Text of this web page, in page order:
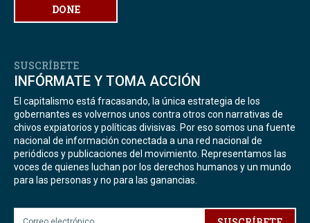
DONE
SUSCRÍBETE
INFÓRMATE Y TOMA ACCIÓN
El capitalismo está fracasando, la única estrategia de los
gobernantes es volvernos unos contra otros con narrativas de
chivos expiatorios y políticas divisivas. Por eso somos una fuente
nacional de información conectada a una red nacional de
periódicos y publicaciones del movimiento. Representamos las
voces de quienes luchan por los derechos humanos y un mundo
para las personas y no para las ganancias.